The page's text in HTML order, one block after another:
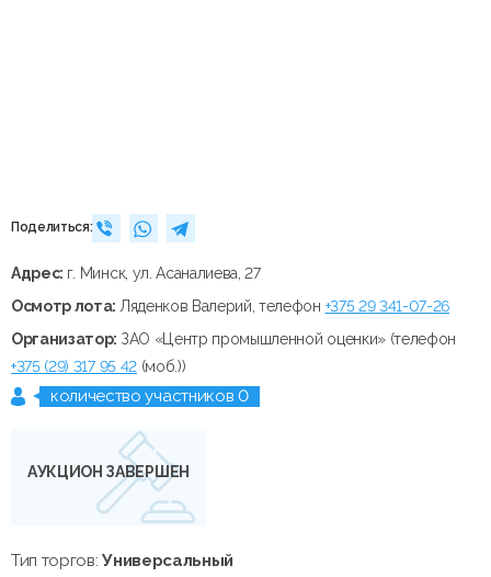
Поделиться:
Адрес: г. Минск, ул. Асаналиева, 27
Осмотр лота: Ляденков Валерий, телефон +375 29 341-07-26
Организатор: ЗАО «Центр промышленной оценки» (телефон
+375 (29) 317 95 42(моб.))
количество участников 0
АУКЦИОН ЗАВЕРШЕН
Тип торгов:Универсальный